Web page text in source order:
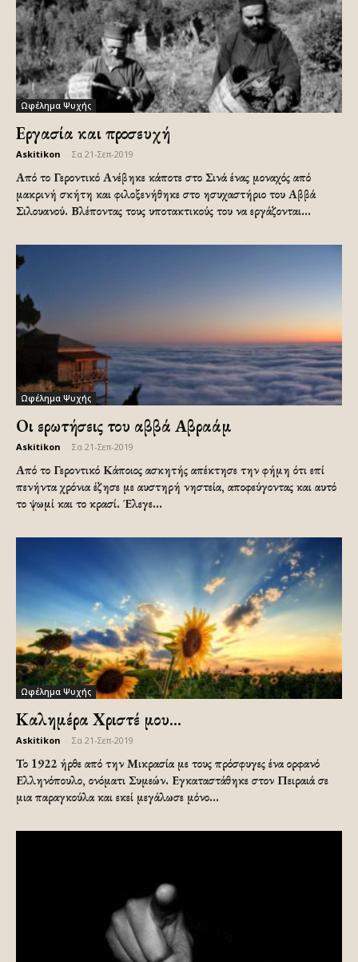
Ωφέλημα Ψυχής
Εργασία και προσευχή
Askitikon Σα 21-Σεπ-2019
Από το Γεροντικό Ανέβηκε κάποτε στο Σινά ένας μοναχός από
μακρινή σκήτη και φιλοξενήθηκε στο ησυχαστήριο του Αββά
Σιλουανού. Βλέποντας τους υποτακτικούς του να εργάζονται...
Ωφέλημα Ψυχής
Οι ερωτήσεις του αββά Αβραάμ
Askitikon Σα 21-Σεπ-2019
Από το Γεροντικό Κάποιος ασκητής απέκτησε την φήμη ότι επί
πενήντα χρόνια έζησε με αυστηρή νηστεία, αποφεύγοντας και αυτό
το ψωμί και το κρασί. Έλεγε...
Ωφέλημα Ψυχής
Καλημέρα Χριστέ μου…
Askitikon Σα 21-Σεπ-2019
Το 1922 ήρθε από την Μικρασία με τους πρόσφυγες ένα ορφανό
Ελληνόπουλο, ονόματι Συμεών. Εγκαταστάθηκε στον Πειραιά σε
μια παραγκούλα και εκεί μεγάλωσε μόνο...